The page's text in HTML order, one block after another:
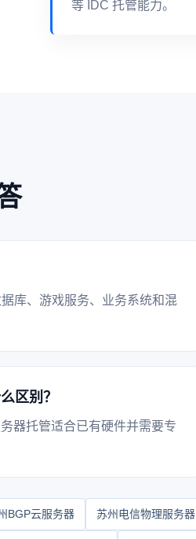
等 IDC 托管能力。
库、游戏服务、业务系统和混
区别？
器托管适合已有硬件并需要专
BGP云服务器 苏州电信物理服务器